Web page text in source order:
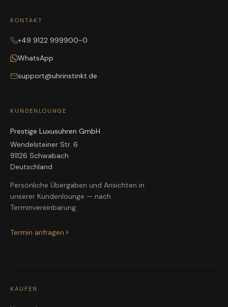
KONTAKT
+49 9122 999900-0
WhatsApp
support@uhrinstinkt.de
KUNDENLOUNGE
Prestige Luxusuhren GmbH
Wendelsteiner Str. 6
91126 Schwabach
Deutschland
Persönliche Übergaben und Ansichten in
unserer Kundenlounge — nach
Terminvereinbarung.
Termin anfragen
KAUFEN